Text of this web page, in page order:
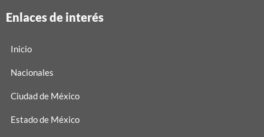
Enlaces de interés
Inicio
Nacionales
Ciudad de México
Estado de México